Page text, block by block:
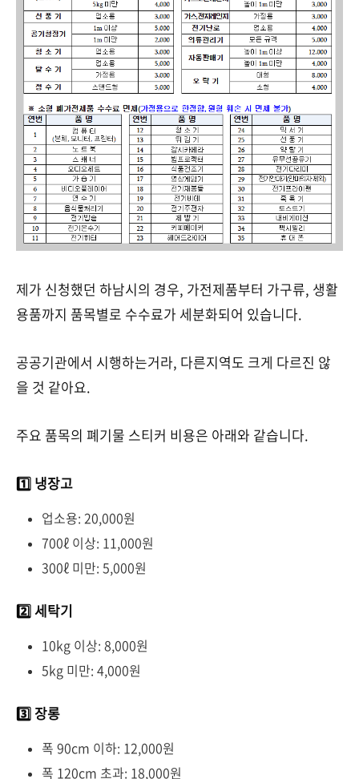
제가 신청했던 하남시의 경우, 가전제품부터 가구류, 생활
용품까지 품목별로 수수료가 세분화되어 있습니다.
공공기관에서 시행하는거라, 다른지역도 크게 다르진 않
을 것 같아요.
주요 품목의 폐기물 스티커 비용은 아래와 같습니다.
1️⃣ 냉장고
업소용: 20,000원
700ℓ 이상: 11,000원
300ℓ 미만: 5,000원
2️⃣ 세탁기
10kg 이상: 8,000원
5kg 미만: 4,000원
3️⃣ 장롱
폭 90cm 이하: 12,000원
폭 120cm 초과: 18,000원